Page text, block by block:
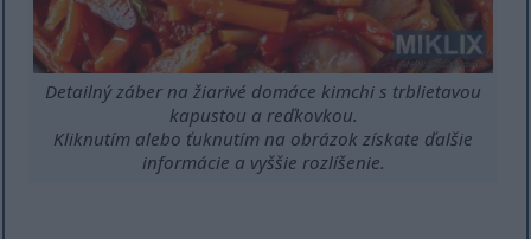
Detailný záber na žiarivé domáce kimchi s trblietavou
kapustou a reďkovkou.
Kliknutím alebo ťuknutím na obrázok získate ďalšie
informácie a vyššie rozlíšenie.